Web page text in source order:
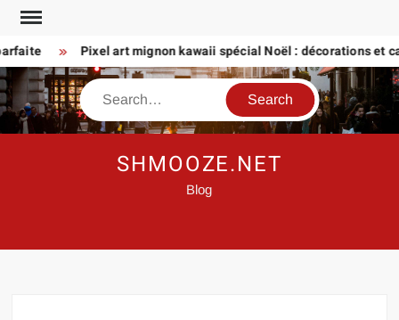
Skip
content
Pixel art mignon kawaii spécial Noël : décorations et
Search
SHMOOZE.NET
Blog